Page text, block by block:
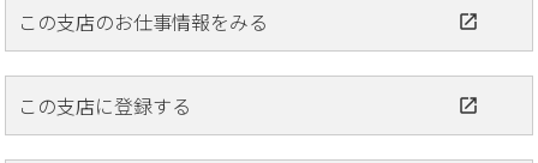
この支店のお仕事情報をみる
この支店に登録する